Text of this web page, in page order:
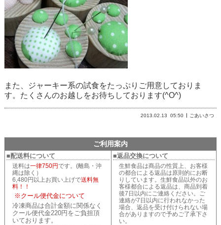
また、ジャーキー系の試食をたっぷりご用意しておりま
す。たくさんのお越しをお待ちしております(^O^)
2013.02.13 05:50 ごあいさつ
ご利用案内
■配送料について
送料は一律750円です。(離島・沖
縄は除く）
6,480円以上お買い上げで送料無
料！！
※クール便代金について
冷凍商品は合計金額に関係なく
クール便代金220円をご負担頂
いております。
■返品交換について
生鮮食品は商品の性質上、お客様
の都合による返品は原則的にお断
りしています。生鮮食品以外のお
客様都合による返品は、商品到着
後7日以内にご連絡ください。ご
連絡が7日以内に行われなかった
場合、返品を受け付けられない場
合がありますので予めご了承下さ
い。